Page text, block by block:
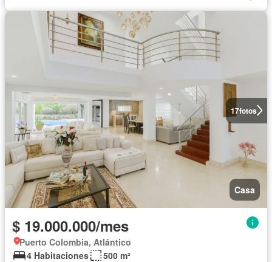
17fotos
Casa
$ 19.000.000/mes
Puerto Colombia, Atlántico
4 Habitaciones
500 m²